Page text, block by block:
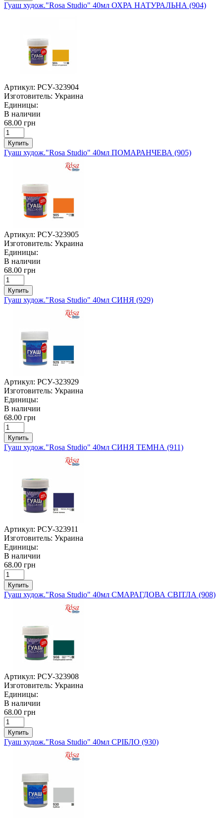
Гуаш худож."Rosa Studio" 40мл ОХРА НАТУРАЛЬНА (904)
Артикул: РСУ-323904
Изготовитель: Украина
Единицы:
В наличии
68.00 грн
Купить
Гуаш худож."Rosa Studio" 40мл ПОМАРАНЧЕВА (905)
Артикул: РСУ-323905
Изготовитель: Украина
Единицы:
В наличии
68.00 грн
Купить
Гуаш худож."Rosa Studio" 40мл СИНЯ (929)
Артикул: РСУ-323929
Изготовитель: Украина
Единицы:
В наличии
68.00 грн
Купить
Гуаш худож."Rosa Studio" 40мл СИНЯ ТЕМНА (911)
Артикул: РСУ-323911
Изготовитель: Украина
Единицы:
В наличии
68.00 грн
Купить
Гуаш худож."Rosa Studio" 40мл СМАРАГДОВА СВІТЛА (908)
Артикул: РСУ-323908
Изготовитель: Украина
Единицы:
В наличии
68.00 грн
Купить
Гуаш худож."Rosa Studio" 40мл СРІБЛО (930)